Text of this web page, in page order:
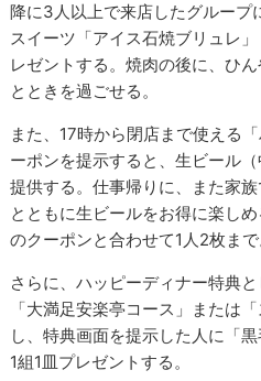
降に3人以上で来店したグループ
スイーツ「アイス石焼ブリュレ
レゼントする。焼肉の後に、ひ
とときを過ごせる。
また、17時から閉店まで使える
ーポンを提示すると、生ビール
提供する。仕事帰りに、また家
とともに生ビールをお得に楽し
のクーポンと合わせて1人2枚まで
さらに、ハッピーディナー特典
「大満足安楽亭コース」または
し、特典画面を提示した人に「
1組1皿プレゼントする。